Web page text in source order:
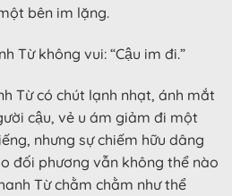
bên im lặng.
Từ không vui: “Cậu im đi.”
Từ có chút lạnh nhạt, ánh mắt
cậu, vẻ u ám giảm đi một
nhưng sự chiếm hữu dâng
đối phương vẫn không thể nào
Từ chằm chằm như thể